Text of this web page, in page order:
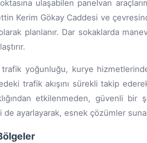
ulaşabilen panelvan
Kerim Gökay Caddesi ve
planlanır. Dar sokaklarda
trafik yoğunluğu, kurye
trafik akışını sürekli takip
etkilenmeden, güvenli bir
ayarlayarak, esnek çözümler